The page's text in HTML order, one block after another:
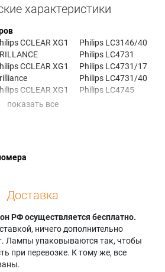
характеристики
CCLEAR XG1
CCLEAR XG1
CCLEAR XG1
LC3136
LC3136/40
LC3146/17
LC3146/17B
Philips LC3146/40
Philips LC4731
Philips LC4731/17
Philips LC4731/40
Philips LC4745
Premier PD-X620
Доставка
РФ осуществляется бесплатно.
ничего дополнительно
Лампы упаковываются так, чтобы
при перевозке. К тому же, все